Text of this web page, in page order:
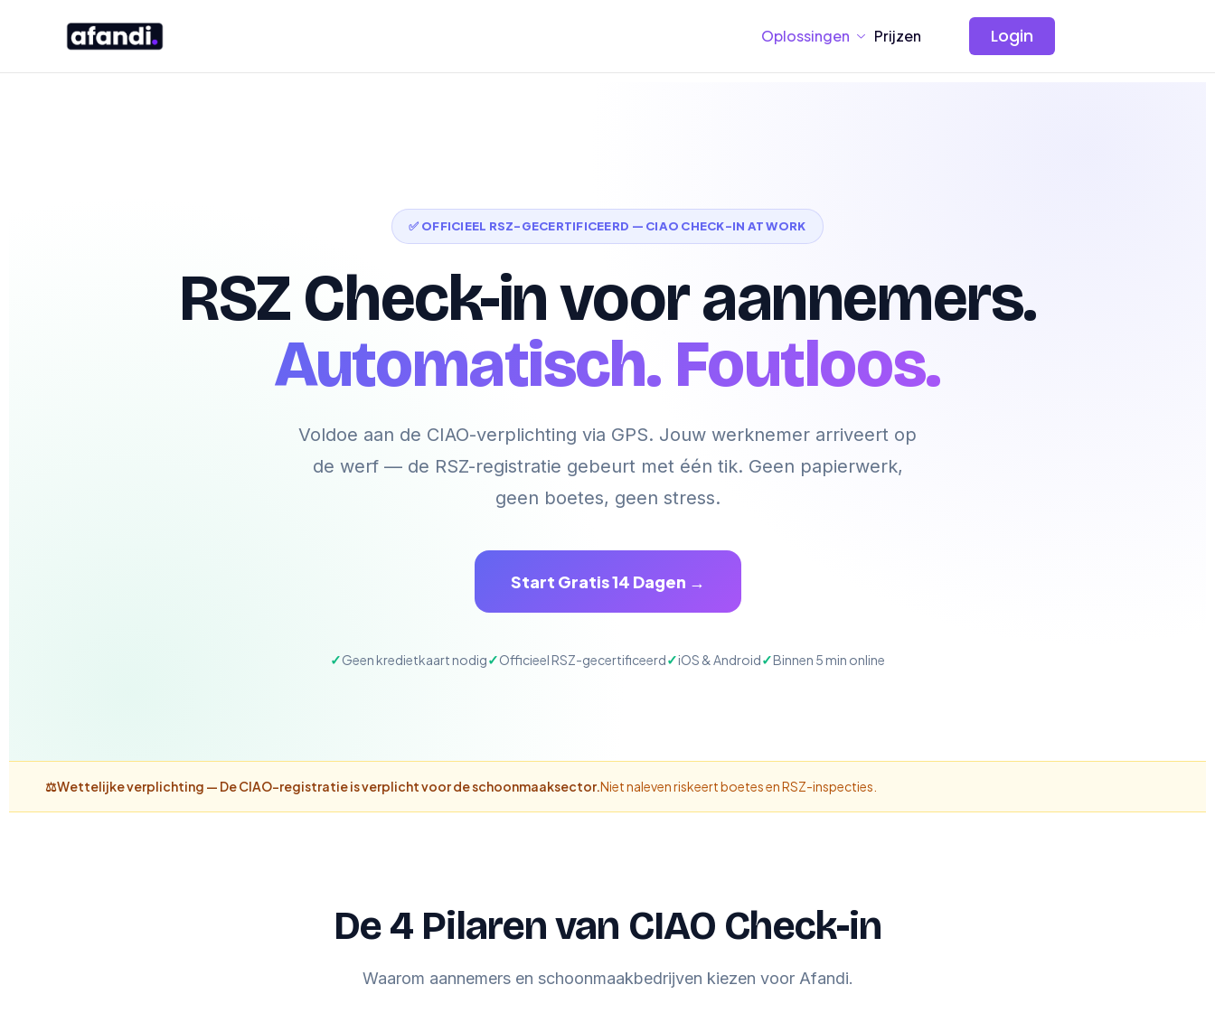
Oplossingen Prijzen Login
✅ OFFICIEEL RSZ-GECERTIFICEERD — CIAO CHECK-IN AT WORK
RSZ Check-in voor aannemers.
Automatisch. Foutloos.
Voldoe aan de CIAO-verplichting via GPS. Jouw werknemer arriveert op
de werf — de RSZ-registratie gebeurt met één tik. Geen papierwerk,
geen boetes, geen stress.
Start Gratis 14 Dagen →
Geen kredietkaart nodig Officieel RSZ-gecertificeerd iOS & Android Binnen 5 min online
⚖️Wettelijke verplichting — De CIAO-registratie is verplicht voor de schoonmaaksector.Niet naleven riskeert boetes en RSZ-inspecties.
De 4 Pilaren van CIAO Check-in
Waarom aannemers en schoonmaakbedrijven kiezen voor Afandi.